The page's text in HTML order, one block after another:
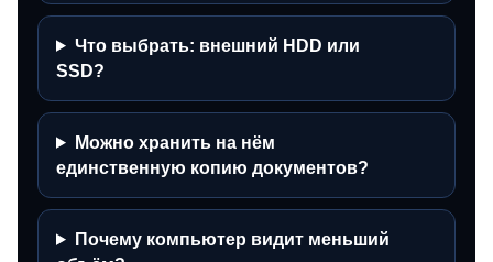
Что выбрать: внешний HDD или
SSD?
Можно хранить на нём
единственную копию документов?
Почему компьютер видит меньший